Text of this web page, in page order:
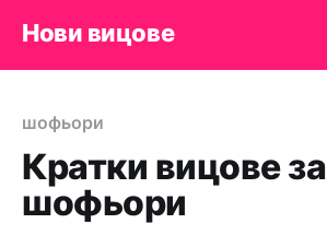
Нови вицове
шофьори
Кратки вицове за
шофьори